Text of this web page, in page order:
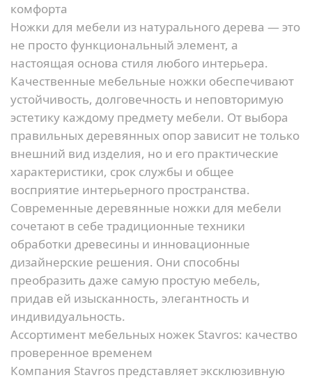
комфорта
Ножки для мебели из натурального дерева — это
не просто функциональный элемент, а
настоящая основа стиля любого интерьера.
Качественные мебельные ножки обеспечивают
устойчивость, долговечность и неповторимую
эстетику каждому предмету мебели. От выбора
правильных деревянных опор зависит не только
внешний вид изделия, но и его практические
характеристики, срок службы и общее
восприятие интерьерного пространства.
Современные деревянные ножки для мебели
сочетают в себе традиционные техники
обработки древесины и инновационные
дизайнерские решения. Они способны
преобразить даже самую простую мебель,
придав ей изысканность, элегантность и
индивидуальность.
Ассортимент мебельных ножек Stavros: качество
проверенное временем
Компания Stavros представляет эксклюзивную